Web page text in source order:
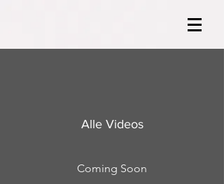
Alle Videos
Coming Soon